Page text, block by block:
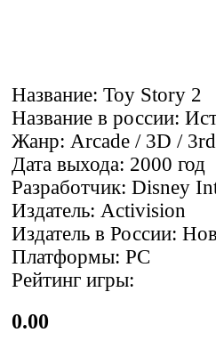
Название: Toy Story 2
Название в россии:
Жанр: Arcade / 3D /
Дата выхода: 2000 год
Разработчик: Disney
Издатель: Activision
Издатель в России:
Платформы: PC
Рейтинг игры:
0.00